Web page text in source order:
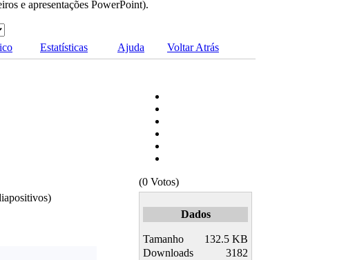
e apresentações PowerPoint).
Estatísticas Ajuda
Voltar Atrás
(0 Votos)
Dados
Tamanho
132.5 KB
Downloads
3182